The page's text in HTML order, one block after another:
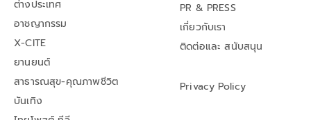
ต่างประเทศ
อาชญากรรม
X-CITE
ยานยนต์
สาธารณสุข-คุณภาพชีวิต
บันเทิง
PR & PRESS
เกี่ยวกับเรา
ติดต่อและ สนับสนุน
Privacy Policy